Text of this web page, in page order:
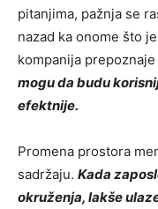
pitanjima, pažnja se
nazad ka onome što
kompanija
mogu da budu
efektnije.
Promena prostora
sadržaju. Kada
okruženja, lakše